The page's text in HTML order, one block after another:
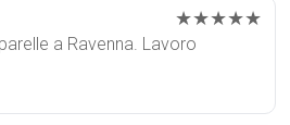
★★★★★
a Ravenna. Lavoro